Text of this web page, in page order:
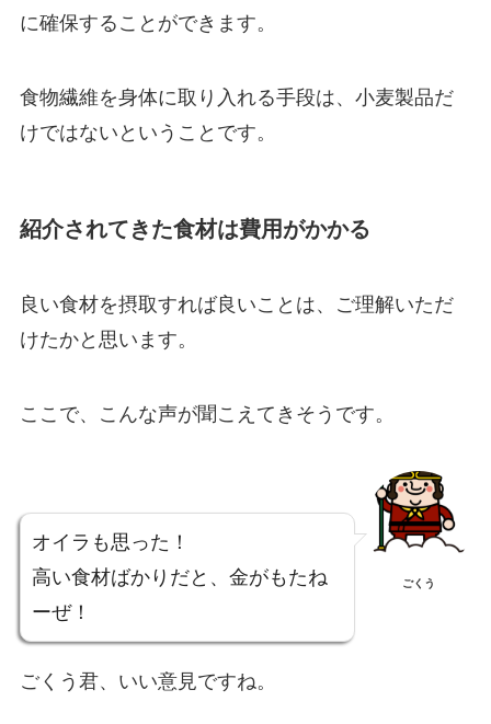
に確保することができます。
食物繊維を身体に取り入れる手段は、小麦製品だ
けではないということです。
紹介されてきた食材は費用がかかる
良い食材を摂取すれば良いことは、ご理解いただ
けたかと思います。
ここで、こんな声が聞こえてきそうです。
オイラも思った！
高い食材ばかりだと、金がもたね
ーぜ！
ごくう
ごくう君、いい意見ですね。